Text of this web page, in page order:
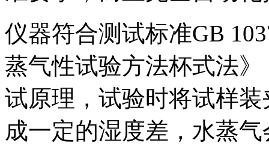
仪器符合测试标准GB
蒸气性试验方法杯式法
试原理，试验时将试样
成一定的湿度差，水蒸